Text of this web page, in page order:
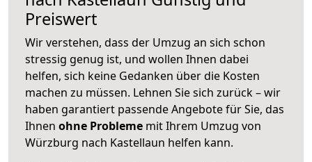
Preiswert
Wir verstehen, dass der Umzug an sich schon
stressig genug ist, und wollen Ihnen dabei
helfen, sich keine Gedanken über die Kosten
machen zu müssen. Lehnen Sie sich zurück – wir
haben garantiert passende Angebote für Sie, das
Ihnen ohne Probleme mit Ihrem Umzug von
Würzburg nach Kastellaun helfen kann.